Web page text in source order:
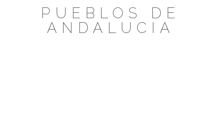
PUEBLOS DE
ANDALUCIA